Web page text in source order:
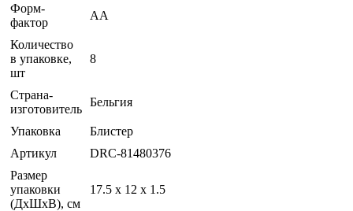
Форм-
фактор
AA
Количество
в упаковке,
шт
8
Страна-
изготовитель
Бельгия
Упаковка
Блистер
Артикул
DRC-81480376
Размер
упаковки
(ДхШхВ), см
17.5 x 12 x 1.5